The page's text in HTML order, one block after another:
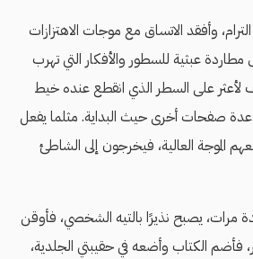
وأفقد الاتساق مع موجات الاهتزازات
مطاردة عبثية للسطور والأفكار التي تهرب
لأعثر على السطر الذي انقطع عنده خيط
عدة صفحات أخرى حيث البداية. مثلما يفعل
الموجة العالية، فيخرجون إلى الشاطئ
مرات، يصبح نذيرًا بالتيه الشخصي، فأوقن
فأضم الكتاب وأضعه في حقيبتي الجلدية،